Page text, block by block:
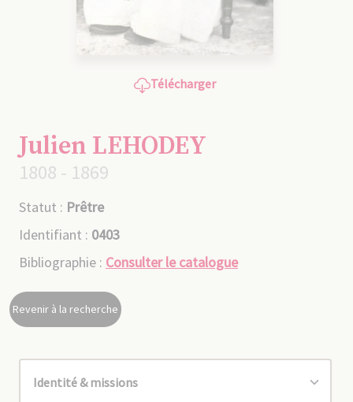
Télécharger
Julien LEHODEY
1808 - 1869
Statut : Prêtre
Identifiant : 0403
Bibliographie : Consulter le catalogue
Revenir à la recherche